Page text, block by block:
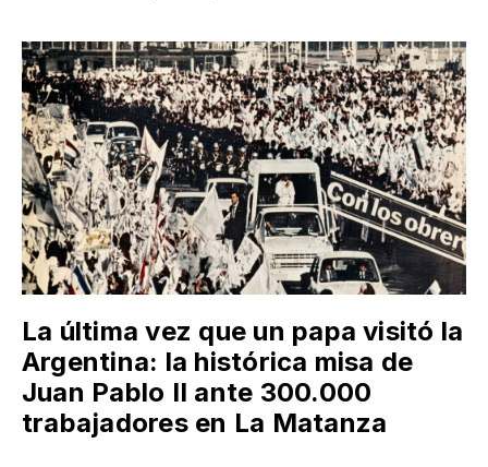
La última vez que un papa visitó la
Argentina: la histórica misa de
Juan Pablo II ante 300.000
trabajadores en La Matanza